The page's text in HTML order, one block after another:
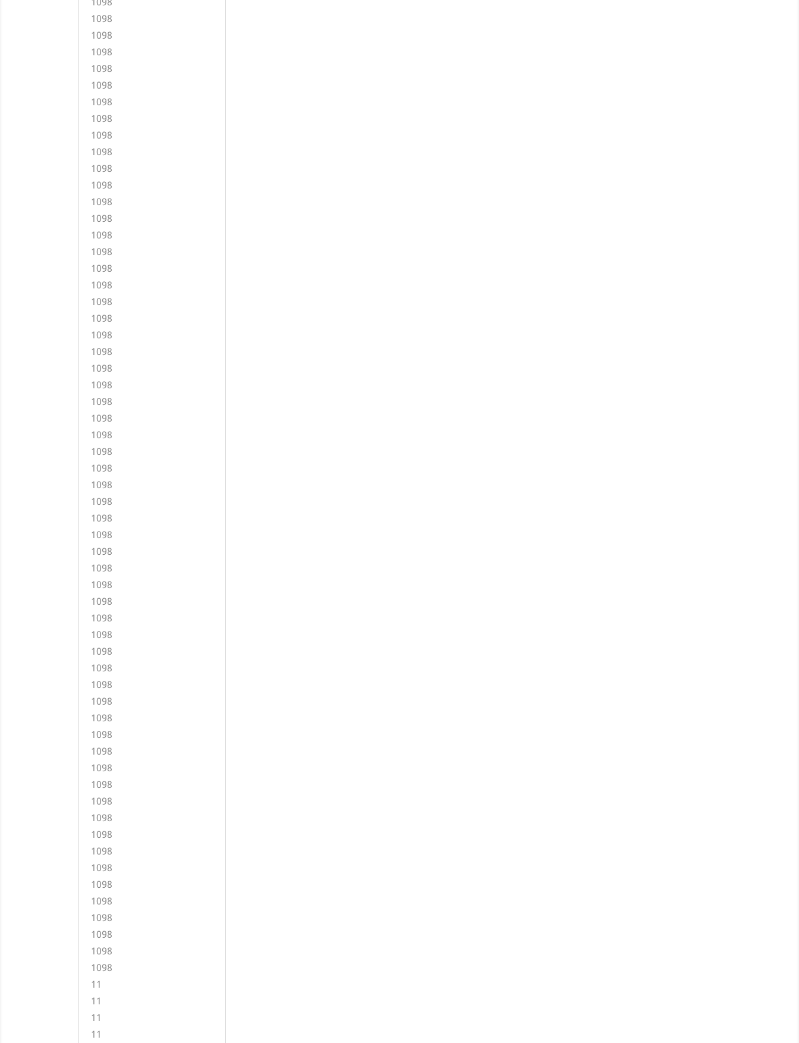
1098
1098
1098
1098
1098
1098
1098
1098
1098
1098
1098
1098
1098
1098
1098
1098
1098
1098
1098
1098
1098
1098
1098
1098
1098
1098
1098
1098
1098
1098
1098
1098
1098
1098
1098
1098
1098
1098
1098
1098
1098
1098
1098
1098
1098
1098
1098
1098
1098
1098
1098
1098
1098
1098
1098
1098
1098
1098
11
11
11
11